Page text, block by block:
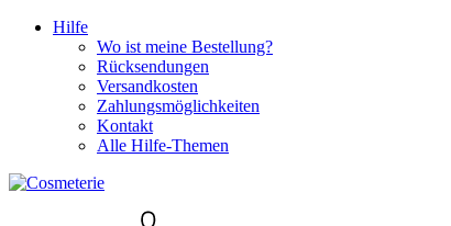
Hilfe
Wo ist meine Bestellung?
Rücksendungen
Versandkosten
Zahlungsmöglichkeiten
Kontakt
Alle Hilfe-Themen